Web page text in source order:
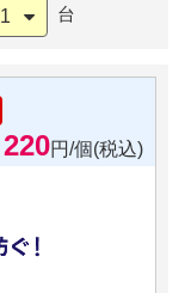
1 台
220円/個(税込)